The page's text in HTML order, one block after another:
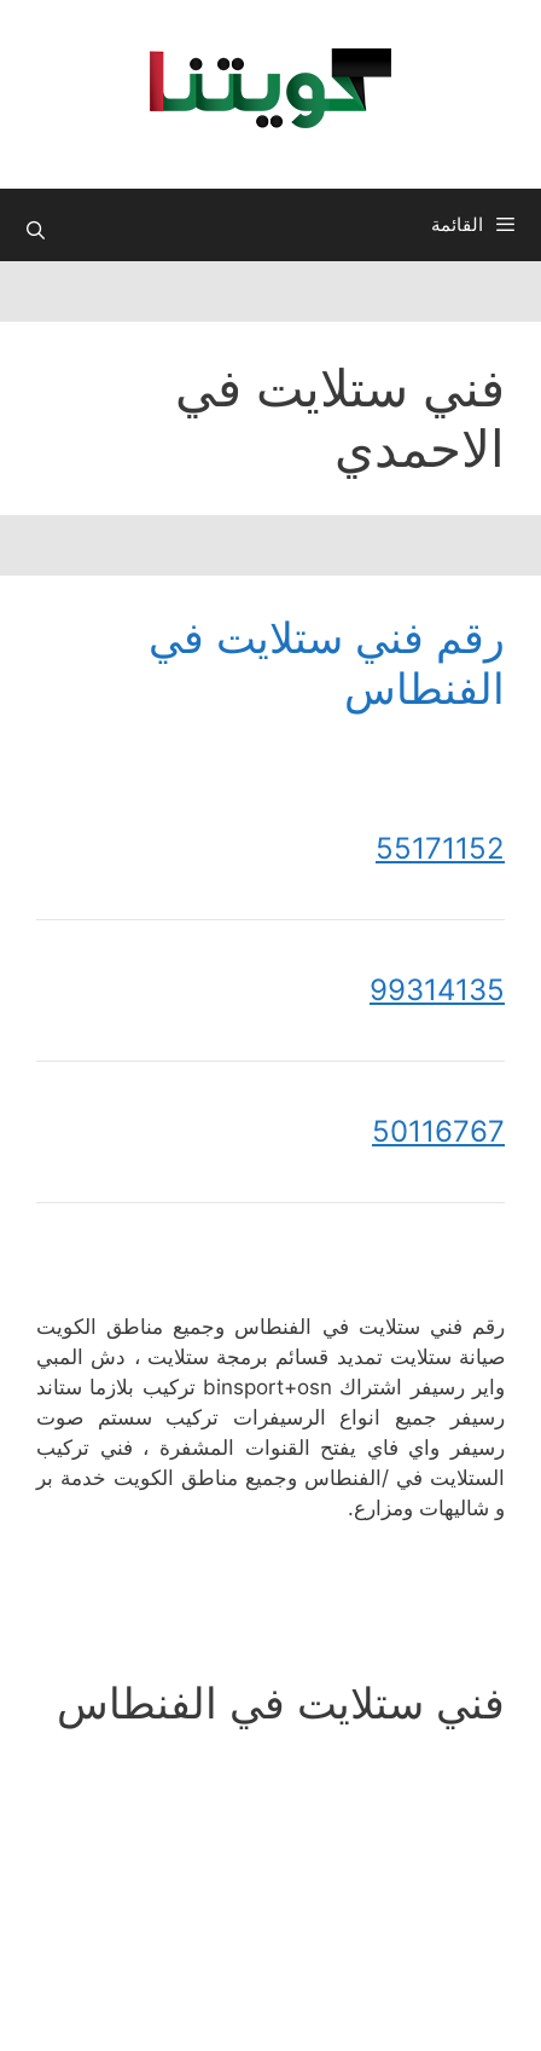
القائمة
فني ستلايت في
الاحمدي
رقم فني ستلايت في
الفنطاس
55171152
99314135
50116767
رقم فني ستلايت في الفنطاس وجميع مناطق الكويت
صيانة ستلايت تمديد قسائم برمجة ستلايت ، دش المبي
واير رسيفر اشتراك binsport+osn تركيب بلازما ستاند
رسيفر جميع انواع الرسيفرات تركيب سستم صوت
رسيفر واي فاي يفتح القنوات المشفرة ، فني تركيب
الستلايت في /الفنطاس وجميع مناطق الكويت خدمة بر
و شاليهات ومزارع.
فني ستلايت في الفنطاس